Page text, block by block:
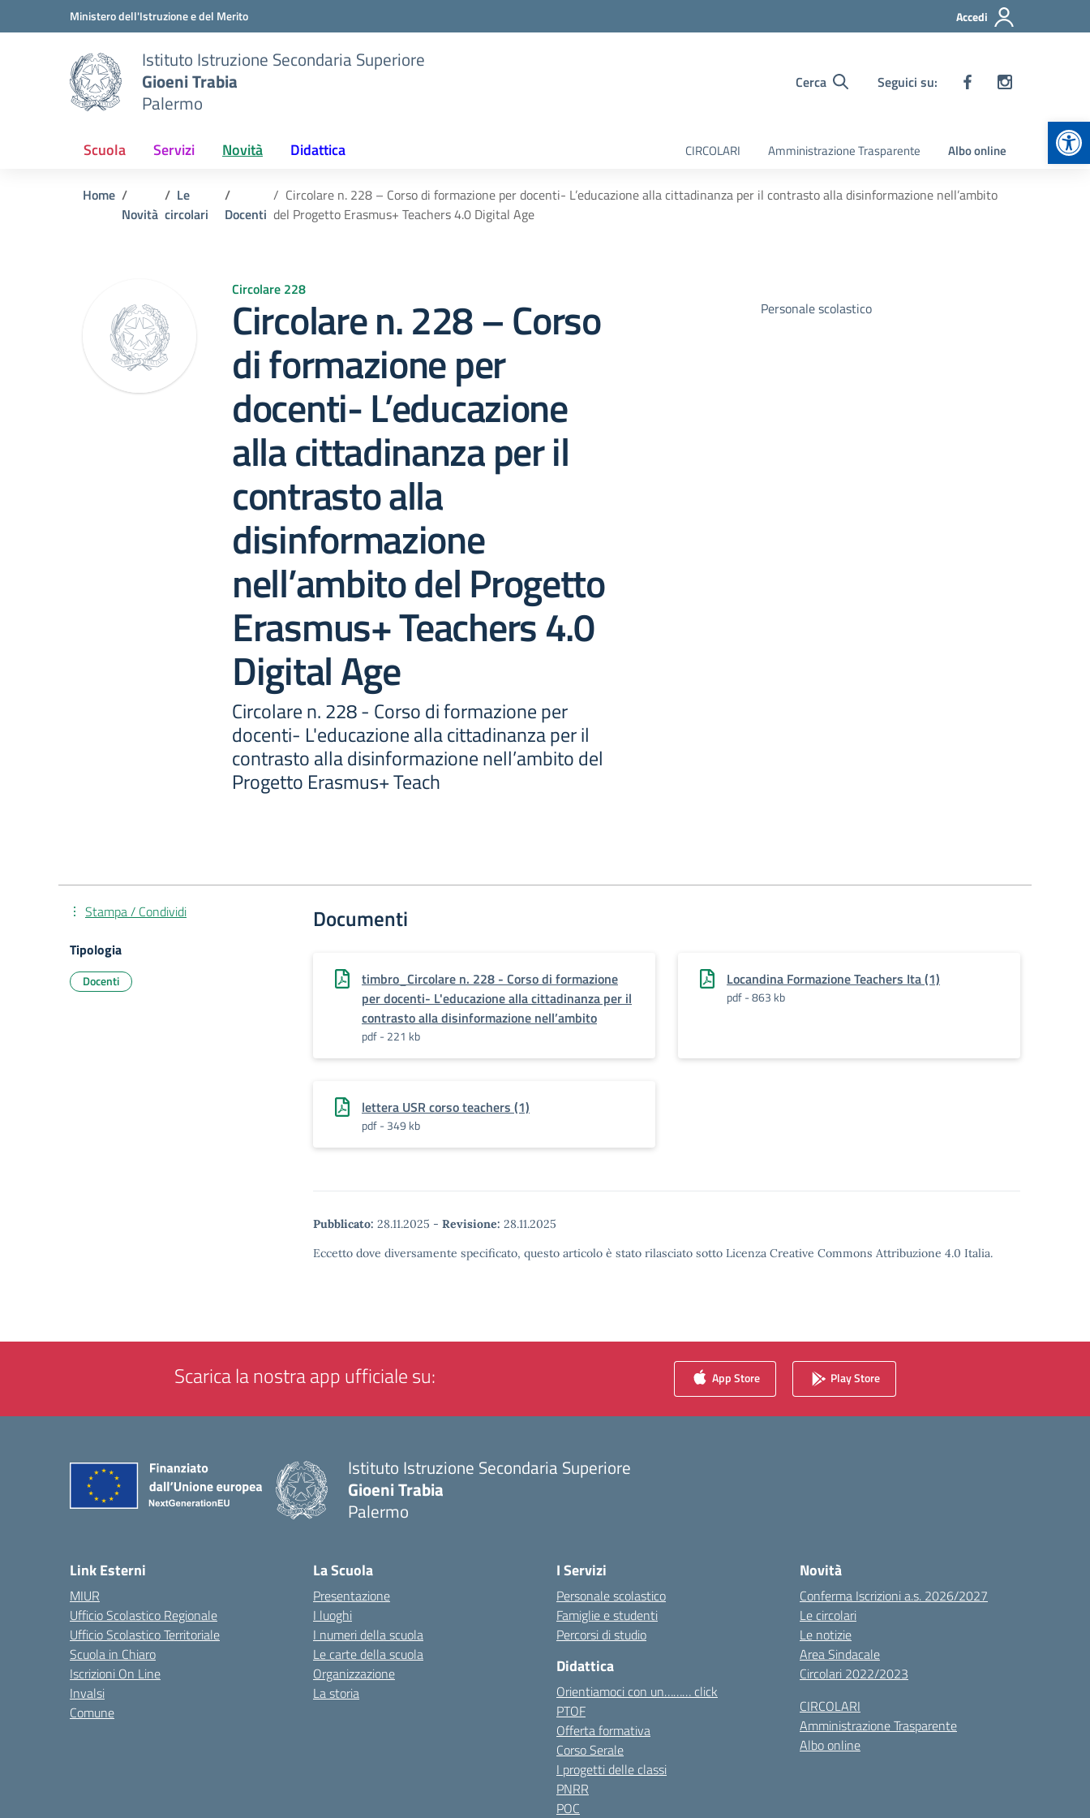
Vai ai contenuti
Vai al menu di navigazioneMinistero dell'Istruzione e del Merito Accedi
Istituto Istruzione Secondaria Superiore
Gioeni Trabia
Palermo
Cerca Seguici su:
Scuola Servizi Novità Didattica CIRCOLARI Amministrazione Trasparente Albo online
Home
Novità
Le
circolari
Docenti
Circolare n. 228 – Corso di formazione per docenti- L’educazione alla cittadinanza per il contrasto alla disinformazione nell’ambito
del Progetto Erasmus+ Teachers 4.0 Digital Age
Circolare 228
Circolare n. 228 – Corso
di formazione per
docenti- L’educazione
alla cittadinanza per il
contrasto alla
disinformazione
nell’ambito del Progetto
Erasmus+ Teachers 4.0
Digital Age
Circolare n. 228 - Corso di formazione per
docenti- L'educazione alla cittadinanza per il
contrasto alla disinformazione nell’ambito del
Progetto Erasmus+ Teach
Personale scolastico
Documenti
timbro_Circolare n. 228 - Corso di formazione
per docenti- L'educazione alla cittadinanza per il
contrasto alla disinformazione nell’ambito
pdf - 221 kb
Locandina Formazione Teachers Ita (1)
pdf - 863 kb
lettera USR corso teachers (1)
pdf - 349 kb
Pubblicato: 28.11.2025 - Revisione: 28.11.2025
Eccetto dove diversamente specificato, questo articolo è stato rilasciato sotto Licenza Creative Commons Attribuzione 4.0 Italia.
Stampa / Condividi
Tipologia
Docenti
Scarica la nostra app ufficiale su: App Store Play Store
Istituto Istruzione Secondaria Superiore
Gioeni Trabia
Palermo
Link Esterni
MIUR
Ufficio Scolastico Regionale
Ufficio Scolastico Territoriale
Scuola in Chiaro
Iscrizioni On Line
Invalsi
Comune
La Scuola
Presentazione
I luoghi
I numeri della scuola
Le carte della scuola
Organizzazione
La storia
I Servizi
Personale scolastico
Famiglie e studenti
Percorsi di studio
Didattica
Orientiamoci con un……… click
PTOF
Offerta formativa
Corso Serale
I progetti delle classi
PNRR
POC
Novità
Conferma Iscrizioni a.s. 2026/2027
Le circolari
Le notizie
Area Sindacale
Circolari 2022/2023
CIRCOLARI
Amministrazione Trasparente
Albo online